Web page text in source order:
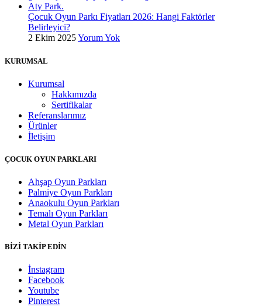
Çocuk Oyun Parkı Fiyatları 2026: Hangi Faktörler
Belirleyici?
2 Ekim 2025Yorum Yok
KURUMSAL
Kurumsal
Hakkımızda
Sertifikalar
Referanslarımız
Ürünler
İletişim
ÇOCUK OYUN PARKLARI
Ahşap Oyun Parkları
Palmiye Oyun Parkları
Anaokulu Oyun Parkları
Temalı Oyun Parkları
Metal Oyun Parkları
BİZİ TAKİP EDİN
İnstagram
Facebook
Youtube
Pinterest